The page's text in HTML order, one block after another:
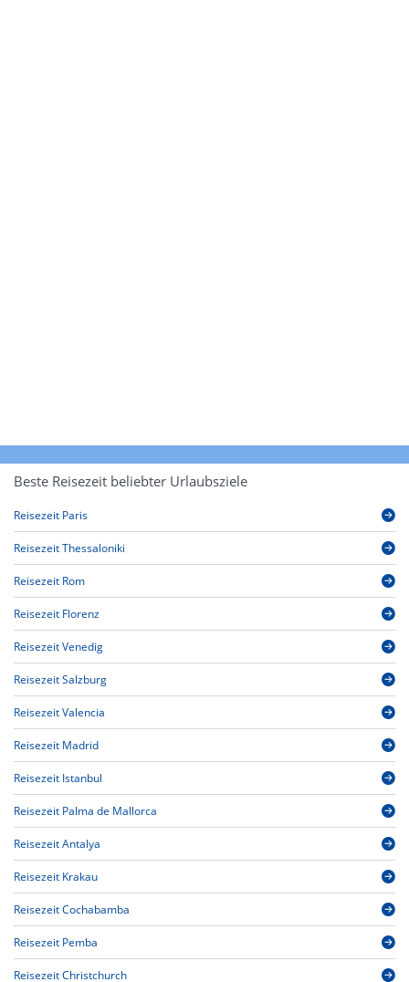
Beste Reisezeit beliebter Urlaubsziele
Reisezeit Paris
Reisezeit Thessaloniki
Reisezeit Rom
Reisezeit Florenz
Reisezeit Venedig
Reisezeit Salzburg
Reisezeit Valencia
Reisezeit Madrid
Reisezeit Istanbul
Reisezeit Palma de Mallorca
Reisezeit Antalya
Reisezeit Krakau
Reisezeit Cochabamba
Reisezeit Pemba
Reisezeit Christchurch